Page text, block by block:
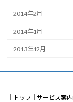
2014年2月
2014年1月
2013年12月
｜ トップ ｜ サービス案内